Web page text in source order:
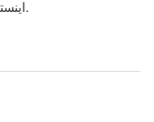
اینستاگرام و تلگرام آن را نیز در اختیار داشته باشید.